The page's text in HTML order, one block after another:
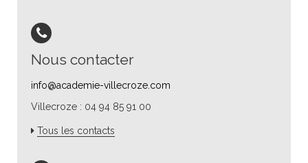
Nous contacter
info@academie-villecroze.com
Villecroze : 04 94 85 91 00
Tous les contacts